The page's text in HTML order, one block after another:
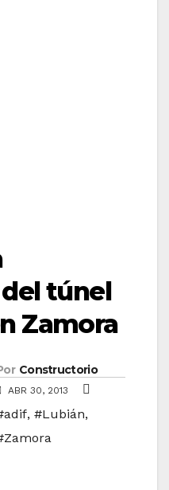
túnel
Zamora
Constructorio
ABR 30, 2013
, #Lubián,